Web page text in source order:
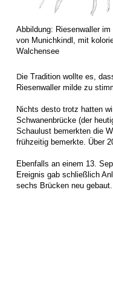
Abbildung: Riesenwaller
von Munichkindl, mit
Walchensee
Die Tradition wollte es,
Riesenwaller milde zu
Nichts desto trotz hatten
Schwanenbrücke (der
Schaulust bemerkten die
frühzeitig bemerkte. Über
Ebenfalls an einem 13.
Ereignis gab schließlich
sechs Brücken neu gebaut.